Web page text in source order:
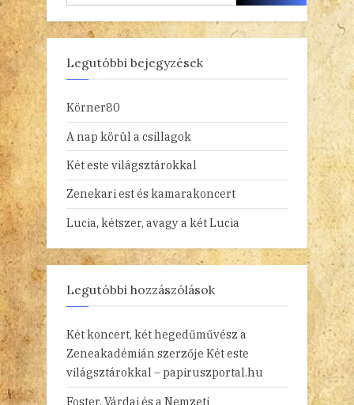
Legutóbbi bejegyzések
Körner80
A nap körül a csillagok
Két este világsztárokkal
Zenekari est és kamarakoncert
Lucia, kétszer, avagy a két Lucia
Legutóbbi hozzászólások
Két koncert, két hegedűművész a
Zeneakadémián szerzője Két este
világsztárokkal – papiruszportal.hu
Foster, Várdai és a Nemzeti